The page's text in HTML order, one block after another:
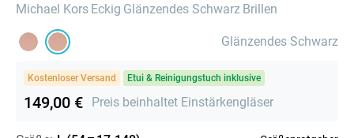
Michael Kors Eckig Glänzendes Schwarz Brillen
Glänzendes Schwarz
Kostenloser Versand Etui & Reinigungstuch inklusive
149,00 € Preis beinhaltet Einstärkengläser